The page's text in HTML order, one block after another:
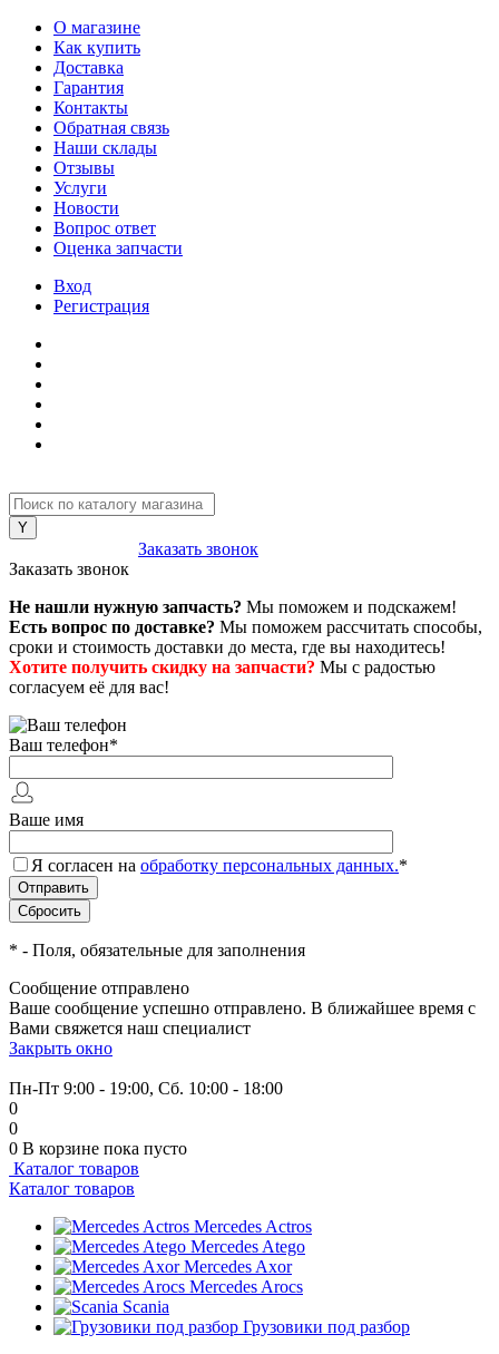
О магазине
Как купить
Доставка
Гарантия
Контакты
Обратная связь
Наши склады
Отзывы
Услуги
Новости
Вопрос ответ
Оценка запчасти
Вход
Регистрация
Заказать звонок
Заказать звонок
Не нашли нужную запчасть? Мы поможем и подскажем!
Есть вопрос по доставке? Мы поможем рассчитать способы,
сроки и стоимость доставки до места, где вы находитесь!
Хотите получить скидку на запчасти? Мы с радостью
согласуем её для вас!
Ваш телефон*
Ваше имя
Я согласен на обработку персональных данных.*
* - Поля, обязательные для заполнения
Сообщение отправлено
Ваше сообщение успешно отправлено. В ближайшее время с
Вами свяжется наш специалист
Закрыть окно
Пн-Пт 9:00 - 19:00, Сб. 10:00 - 18:00
0
0
0 В корзине пока пусто
Каталог товаров
Каталог товаров
Mercedes Actros
Mercedes Atego
Mercedes Axor
Mercedes Arocs
Scania
Грузовики под разбор